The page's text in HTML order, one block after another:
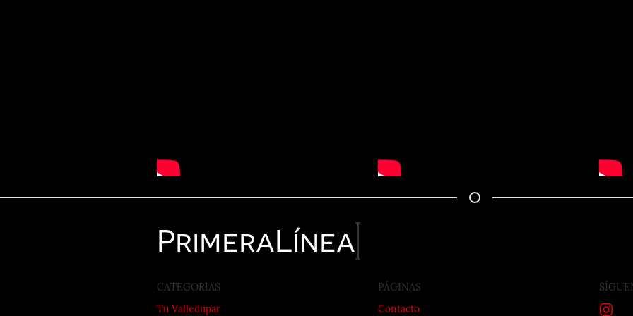
PrimeraLínea
CATEGORIAS
Tu Valledupar
PÁGINAS
Contacto